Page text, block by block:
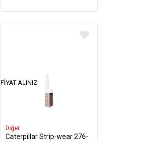
Diğer
Caterpillar Strip-wear 276-
FIYAT ALINIZ.